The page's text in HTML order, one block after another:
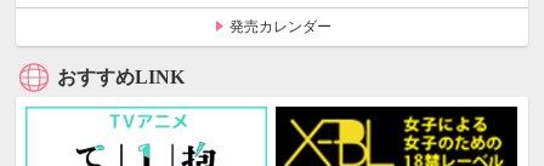
発売カレンダー
おすすめLINK